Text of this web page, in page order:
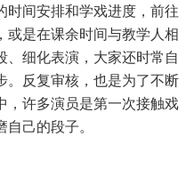
时间安排和学戏进度，前往
或是在课余时间与教学人相
、细化表演，大家还时常自
。反复审核，也是为了不断
，许多演员是第一次接触戏
己的段子。